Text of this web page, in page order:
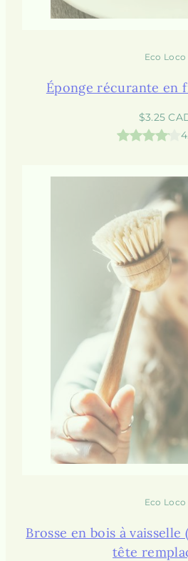
Eco Loco
Éponge récurante en
Prix
habituel
$3.25
Eco Loco
Brosse en bois à
tête